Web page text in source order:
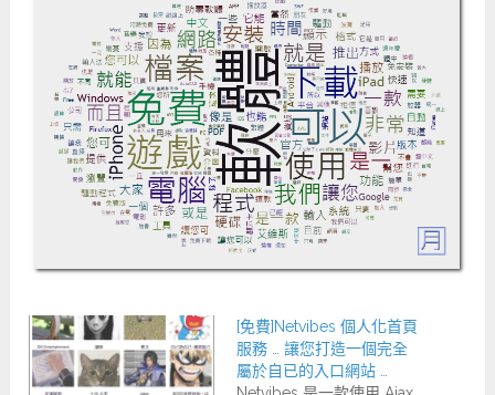
[免費]Netvibes 個人化首頁
服務 … 讓您打造一個完全
屬於自已的入口網站 …